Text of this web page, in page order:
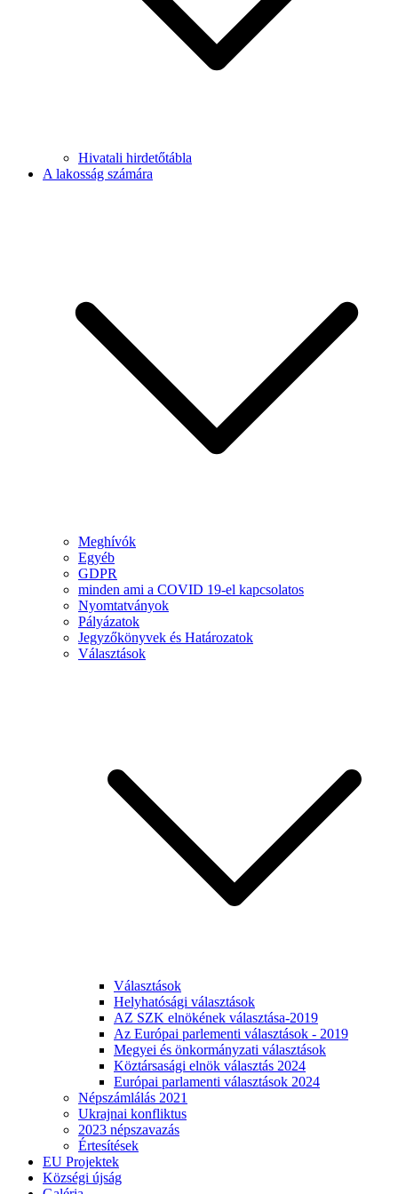
Hivatali hirdetőtábla
A lakosság számára
Meghívók
Egyéb
GDPR
minden ami a COVID 19-el kapcsolatos
Nyomtatványok
Pályázatok
Jegyzőkönyvek és Határozatok
Választások
Választások
Helyhatósági választások
AZ SZK elnökének választása-2019
Az Európai parlementi választások - 2019
Megyei és önkormányzati választások
Köztársasági elnök választás 2024
Európai parlamenti választások 2024
Népszámlálás 2021
Ukrajnai konfliktus
2023 népszavazás
Értesítések
EU Projektek
Községi újság